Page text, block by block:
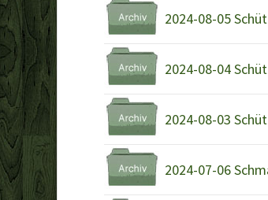
2024-08-05
2024-08-04
2024-08-03
2024-07-06